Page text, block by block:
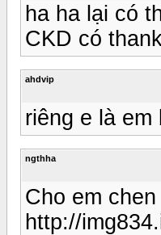
ha ha lại có
CKD có
ahdvip
riêng e là
ngthha
Cho em
http://